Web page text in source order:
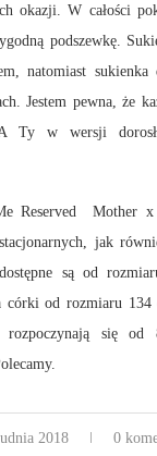
okazji. W całości
podszewkę.
natomiast sukienka
Jestem pewna, że
w wersji
Reserved Mother x
jak
są od
córki od rozmiaru
rozpoczynają się od
2018 0